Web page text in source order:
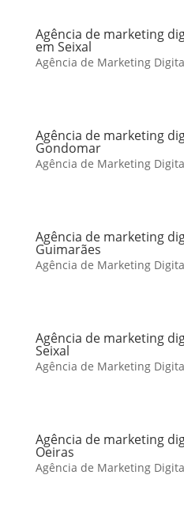
Agência de marketing
em Seixal
Agência de Marketing
Agência de marketing
Gondomar
Agência de Marketing
Agência de marketing
Guimarães
Agência de Marketing
Agência de marketing
Seixal
Agência de Marketing
Agência de marketing
Oeiras
Agência de Marketing